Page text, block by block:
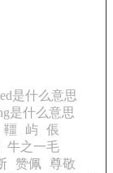
是什么意思
是什么意思
韁 屿
倀
牛之一毛
赞佩 尊敬